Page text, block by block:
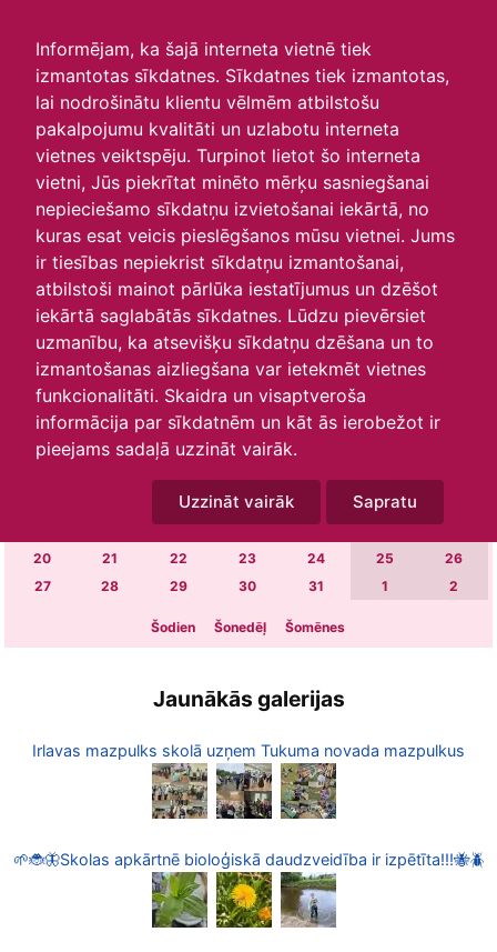
Informējam, ka šajā interneta vietnē tiek
izmantotas sīkdatnes. Sīkdatnes tiek izmantotas,
lai nodrošinātu klientu vēlmēm atbilstošu
pakalpojumu kvalitāti un uzlabotu interneta
vietnes veiktspēju. Turpinot lietot šo interneta
vietni, Jūs piekrītat minēto mērķu sasniegšanai
nepieciešamo sīkdatņu izvietošanai iekārtā, no
kuras esat veicis pieslēgšanos mūsu vietnei. Jums
ir tiesības nepiekrist sīkdatņu izmantošanai,
atbilstoši mainot pārlūka iestatījumus un dzēšot
iekārtā saglabātās sīkdatnes. Lūdzu pievērsiet
uzmanību, ka atsevišķu sīkdatņu dzēšana un to
izmantošanas aizliegšana var ietekmēt vietnes
funkcionalitāti. Skaidra un visaptveroša
informācija par sīkdatnēm un kāt ās ierobežot ir
pieejams sadaļā uzzināt vairāk.
Uzzināt vairāk Sapratu
Skats :
Aktuālie
Šodien Šonedēļ
Šomēnes
Arhīvs
O T S
8 9 11
15 16 17 18
20
21 22 23 24 25
26
27
28 29 30 31 1 2
Šodien Šonedēļ Šomēnes
Jaunākās galerijas
Irlavas mazpulks skolā uzņem Tukuma novada mazpulkus
🌱🐞🦋Skolas apkārtnē bioloģiskā daudzveidība ir izpētīta!!!🐝🪲